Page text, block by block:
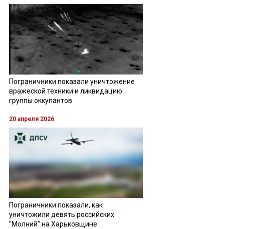
Пограничники показали уничтожение
вражеской техники и ликвидацию
группы оккупантов
20 апреля 2026
Пограничники показали, как
уничтожили девять российских
"Молний" на Харьковщине